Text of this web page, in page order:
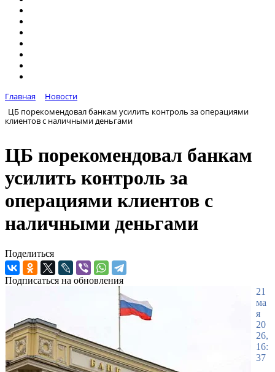
Главная
Новости
ЦБ порекомендовал банкам усилить контроль за операциями
клиентов с наличными деньгами
ЦБ порекомендовал банкам
усилить контроль за
операциями клиентов с
наличными деньгами
Поделиться
Подписаться на обновления
21
ма
я
20
26,
16:
37